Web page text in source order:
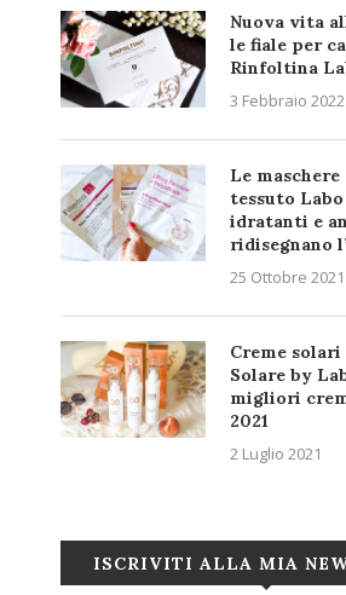
Nuova vita
le fiale per
Rinfoltina
3 Febbraio 2022
Le
tessuto Labo
idratanti e
ridisegnano
25 Ottobre 2021
Creme
Solare by
migliori
2021
2 Luglio 2021
ISCRIVITI ALLA MIA